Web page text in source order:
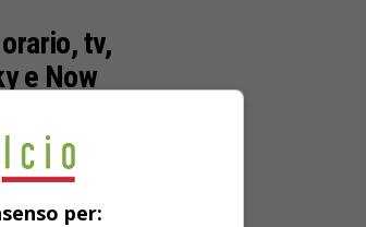
tv,
e Now
e ieri, il
Serie C 2024-2025
per: